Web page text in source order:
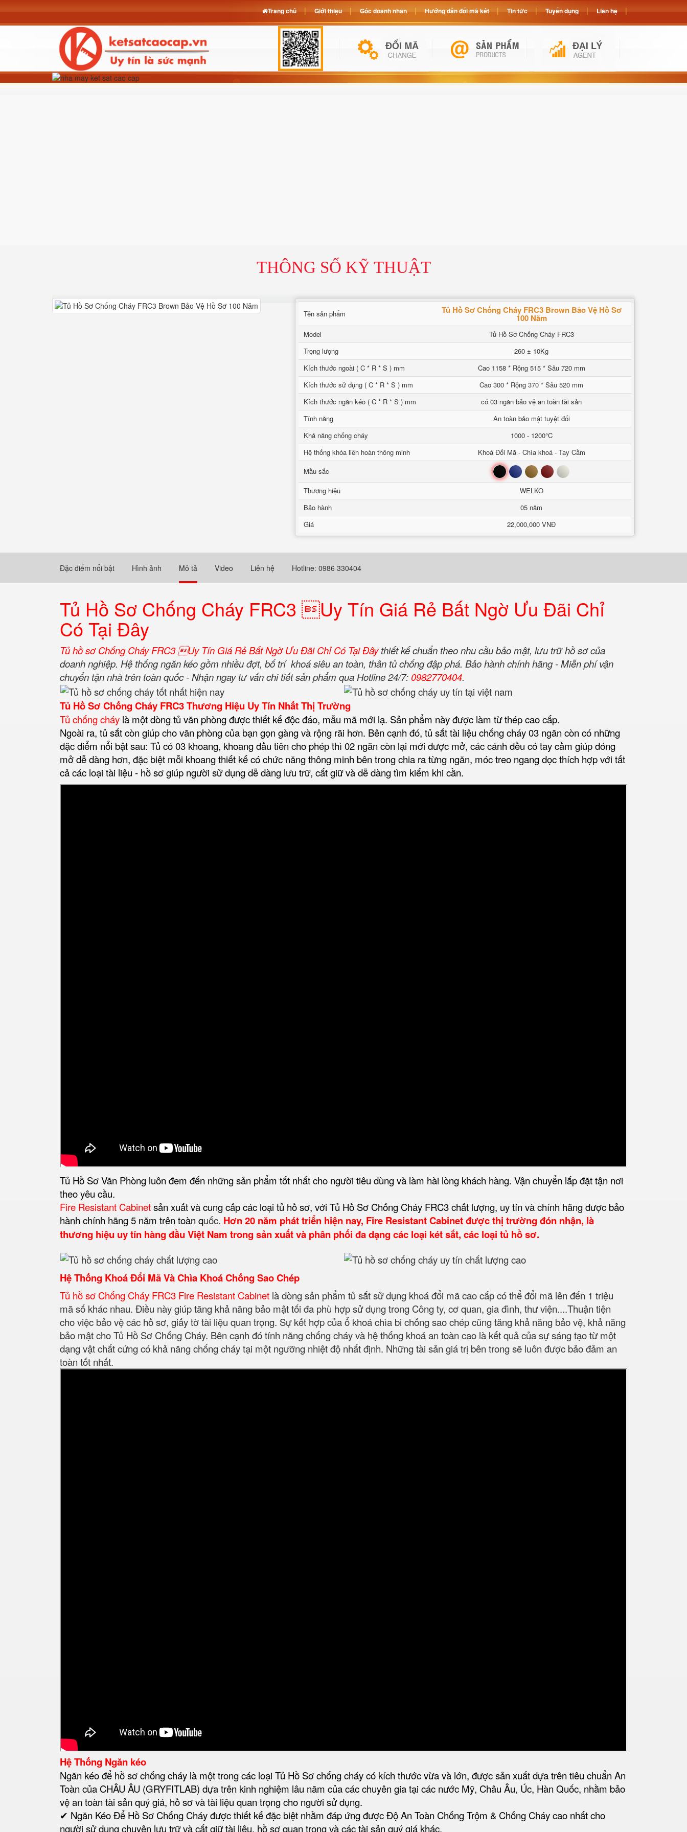
THÔNG SỐ KỸ THUẬT
Tên sản phẩm Tủ Hồ Sơ Chống Cháy FRC3 Brown Bảo Vệ Hồ Sơ
100 Năm
Model
Tủ Hồ Sơ Chống Cháy FRC3
Trọng lượng
260 ± 10Kg
Kích thước ngoài ( C * R * S ) mm
Cao 1158 * Rộng 515 * Sâu 720 mm
Kích thước sử dụng ( C * R * S ) mm
Cao 300 * Rộng 370 * Sâu 520 mm
Kích thước ngăn kéo ( C * R * S ) mm
có 03 ngăn bảo vệ an toàn tài sản
Tính năng
An toàn bảo mật tuyệt đối
Khả năng chống cháy
1000 - 1200°C
Hệ thống khóa liên hoàn thông minh
Khoá Đổi Mã - Chìa khoá - Tay Cầm
Mầu sắc
Đen Xanh Nâu Đỏ Trắng
Thương hiệu
WELKO
Bảo hành
05 năm
Giá
22,000,000 VNĐ
Đặc điểm nổi bật Hình ảnh Mô tả Video Liên hệ Hotline: 0986 330404
Tủ Hồ Sơ Chống Cháy FRC3 Uy Tín Giá Rẻ Bất Ngờ Ưu Đãi Chỉ
Có Tại Đây
Tủ hồ sơ Chống Cháy FRC3 Uy Tín Giá Rẻ Bất Ngờ Ưu Đãi Chỉ Có Tại Đâythiết kế chuẩn theo nhu cầu bảo mật, lưu trữ hồ sơ của
doanh nghiệp. Hệ thống ngăn kéo gồm nhiều đợt, bố trí khoá siêu an toàn, thân tủ chống đập phá. Bảo hành chính hãng - Miễn phí vận
chuyển tận nhà trên toàn quốc - Nhận ngay tư vấn chi tiết sản phẩm qua Hotline 24/7: 0982770404.
Tủ Hồ Sơ Chống Cháy FRC3 Thương Hiệu Uy Tín Nhất Thị Trường
Tủ chống cháy là một dòng tủ văn phòng được thiết kế độc đáo, mẫu mã mới lạ. Sản phẩm này được làm từ thép cao cấp.
Ngoài ra, tủ sắt còn giúp cho văn phòng của bạn gọn gàng và rộng rãi hơn. Bên cạnh đó, tủ sắt tài liệu chống cháy 03 ngăn còn có những
đặc điểm nổi bật sau: Tủ có 03 khoang, khoang đầu tiên cho phép thì 02 ngăn còn lại mới được mở, các cánh đều có tay cầm giúp đóng
mở dễ dàng hơn, đặc biệt mỗi khoang thiết kế có chức năng thông minh bên trong chia ra từng ngăn, móc treo ngang dọc thích hợp với tất
cả các loại tài liệu - hồ sơ giúp người sử dụng dễ dàng lưu trữ, cất giữ và dễ dàng tìm kiếm khi cần.
Tủ Hồ Sơ Văn Phòng luôn đem đến những sản phẩm tốt nhất cho người tiêu dùng và làm hài lòng khách hàng. Vận chuyển lắp đặt tận nơi
theo yêu cầu.
Fire Resistant Cabinetsản xuất và cung cấp các loại tủ hồ sơ, với Tủ Hồ Sơ Chống Cháy FRC3 chất lượng, uy tín và chính hãng được bảo
hành chính hãng 5 năm trên toàn quốc. Hơn 20 năm phát triển hiện nay, Fire Resistant Cabinet được thị trường đón nhận, là
thương hiệu uy tín hàng đầu Việt Nam trong sản xuất và phân phối đa dạng các loại két sắt, các loại tủ hồ sơ.
Hệ Thống Khoá Đổi Mã Và Chìa Khoá Chống Sao Chép
Tủ hồ sơ Chống Cháy FRC3 Fire Resistant Cabinet là dòng sản phẩm tủ sắt sử dụng khoá đổi mã cao cấp có thể đổi mã lên đến 1 triệu
mã số khác nhau. Điều này giúp tăng khả năng bảo mật tối đa phù hợp sử dụng trong Công ty, cơ quan, gia đình, thư viện....Thuận tiện
cho việc bảo vệ các hồ sơ, giấy tờ tài liệu quan trọng. Sự kết hợp của ổ khoá chìa bi chống sao chép cũng tăng khả năng bảo vệ, khả năng
bảo mật cho Tủ Hồ Sơ Chống Cháy. Bên cạnh đó tính năng chống cháy và hệ thống khoá an toàn cao là kết quả của sự sáng tạo từ một
dạng vật chất cứng có khả năng chống cháy tại một ngưỡng nhiệt độ nhất định. Những tài sản giá trị bên trong sẽ luôn được bảo đảm an
toàn tốt nhất.
Hệ Thống Ngăn kéo
Ngăn kéo để hồ sơ chống cháy là một trong các loại Tủ Hồ Sơ chống cháy có kích thước vừa và lớn, được sản xuất dựa trên tiêu chuẩn An
Toàn của CHÂU ÂU (GRYFITLAB) dựa trên kinh nghiệm lâu năm của các chuyên gia tại các nước Mỹ, Châu Âu, Úc, Hàn Quốc, nhằm bảo
vệ an toàn tài sản quý giá, hồ sơ và tài liệu quan trọng cho người sử dụng.
✔ Ngăn Kéo Để Hồ Sơ Chống Cháy được thiết kế đặc biệt nhằm đáp ứng được Độ An Toàn Chống Trộm & Chống Cháy cao nhất cho
người sử dụng chuyên lưu trữ và cất giữ tài liệu, hồ sơ quan trọng và các tài sản quý giá khác.
Trang chủ Giới thiệu Góc doanh nhân Hướng dẫn đổi mã két Tin tức Tuyển dụng Liên hệ